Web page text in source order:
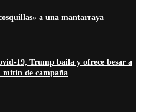
a una mantarraya
19, Trump baila y ofrece besar a
de campaña